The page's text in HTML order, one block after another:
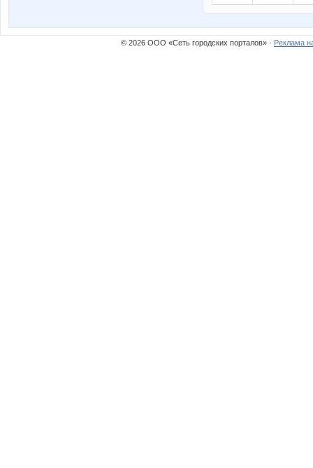
© 2026 ООО «Сеть городских порталов» · Реклама